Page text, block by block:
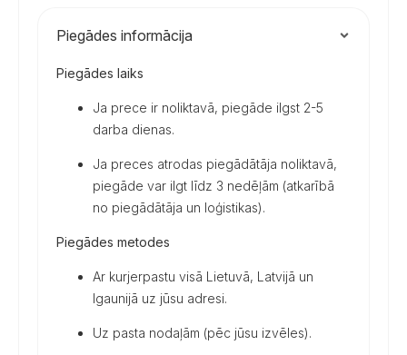
Piegādes informācija
Piegādes laiks
Ja prece ir noliktavā, piegāde ilgst 2-5
darba dienas.
Ja preces atrodas piegādātāja noliktavā,
piegāde var ilgt līdz 3 nedēļām (atkarībā
no piegādātāja un loģistikas).
Piegādes metodes
Ar kurjerpastu visā Lietuvā, Latvijā un
Igaunijā uz jūsu adresi.
Uz pasta nodaļām (pēc jūsu izvēles).